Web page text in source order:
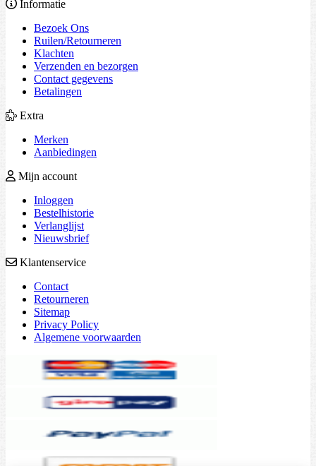
Informatie
Bezoek Ons
Ruilen/Retourneren
Klachten
Verzenden en bezorgen
Contact gegevens
Betalingen
Extra
Merken
Aanbiedingen
Mijn account
Inloggen
Bestelhistorie
Verlanglijst
Nieuwsbrief
Klantenservice
Contact
Retourneren
Sitemap
Privacy Policy
Algemene voorwaarden